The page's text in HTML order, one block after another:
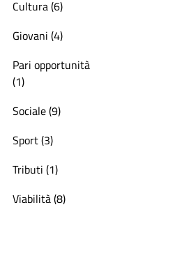
Cultura (6)
Giovani (4)
Pari opportunità
(1)
Sociale (9)
Sport (3)
Tributi (1)
Viabilità (8)